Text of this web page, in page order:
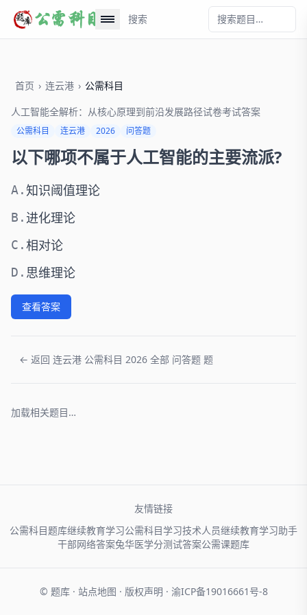
搜索
首页 › 连云港 › 公需科目
人工智能全解析：从核心原理到前沿发展路径试卷考试答案
公需科目 连云港 2026 问答题
以下哪项不属于人工智能的主要流派?
A.知识阈值理论
B. 进化理论
C.相对论
D. 思维理论
查看答案
← 返回 连云港 公需科目 2026 全部 问答题 题
加载相关题目…
友情链接
公需科目题库继续教育学习公需科目学习技术人员继续教育学习助手
干部网络答案兔华医学分测试答案公需课题库
© 题库 · 站点地图 · 版权声明 · 渝ICP备19016661号-8